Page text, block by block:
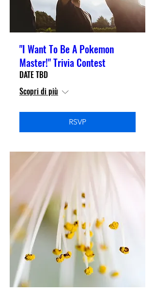
"I Want To Be A Pokemon
Master!" Trivia Contest
DATE TBD
Scopri di più
RSVP